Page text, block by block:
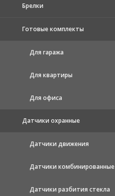
Брелки
Готовые комплекты
Для гаража
Для квартиры
Для офиса
Датчики охранные
Датчики движения
Датчики комбинированные
Датчики разбития стекла